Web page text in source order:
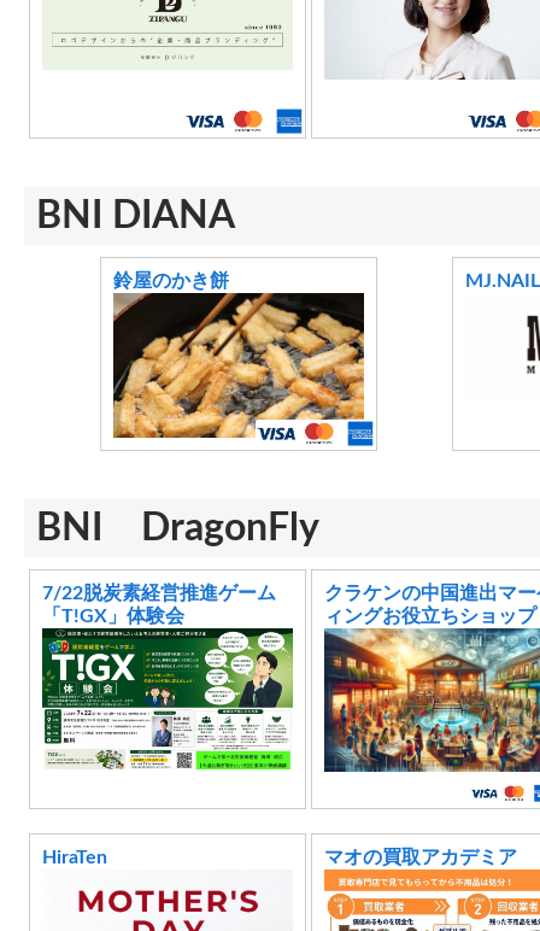
BNI DIANA
鈴屋のかき餅 MJ.NAIL
BNI DragonFly
7/22脱炭素経営推進ゲーム
「T!GX」体験会
クラケンの中国進出マ
ィングお役立ちショップ
HiraTen マオの買取アカデミア